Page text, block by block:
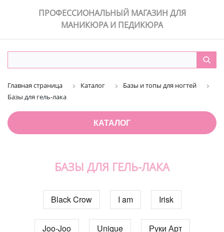
ПРОФЕССИОНАЛЬНЫЙ МАГАЗИН ДЛЯ
МАНИКЮРА И ПЕДИКЮРА
Главная страница Каталог
Базы и топы для ногтей
Базы для гель-лака
КАТАЛОГ
БАЗЫ ДЛЯ ГЕЛЬ-ЛАКА
Black Crow I am Irisk
Joo-Joo Unique Руки Арт